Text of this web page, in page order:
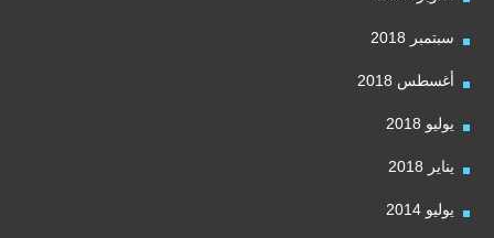
سبتمبر 2018
أغسطس 2018
يوليو 2018
يناير 2018
يوليو 2014